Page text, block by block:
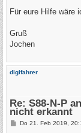
Für eure Hilfe wäre
Gruß
Jochen
digifahrer
Re: S88-N-P
nicht erkannt
BDo 21. Feb 2019,